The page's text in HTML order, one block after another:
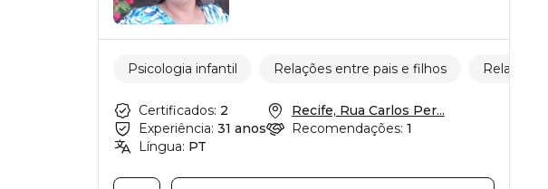
Psicologia infantil Relações entre pais e filhos Relações
Certificados: 2
Experiência: 31 anos
Língua: PT
Recife, Rua Carlos Per...
Recomendações: 1